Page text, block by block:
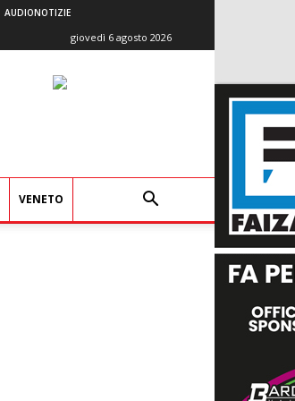
AUDIONOTIZIE
giovedì 6 agosto 2026
VENETO